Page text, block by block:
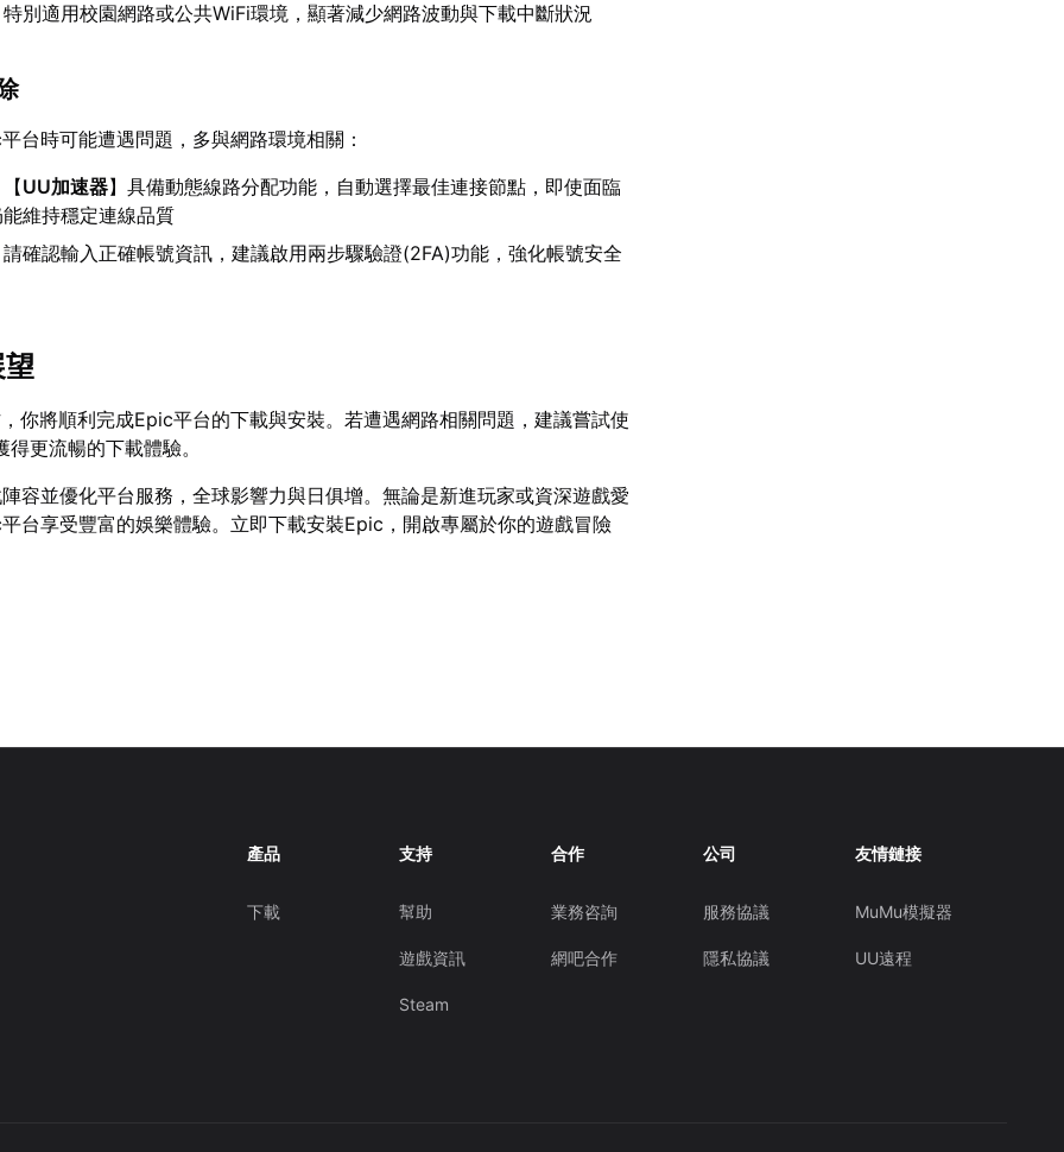
別適用校園網路或公共WiFi環境，顯著減少網路波動與下載中斷狀況
台時可能遭遇問題，多與網路環境相關：
UU加速器】具備動態線路分配功能，自動選擇最佳連接節點，即使面臨
維持穩定連線品質
確認輸入正確帳號資訊，建議啟用兩步驟驗證(2FA)功能，強化帳號安全
你將順利完成Epic平台的下載與安裝。若遭遇網路相關問題，建議嘗試使
得更流暢的下載體驗。
容並優化平台服務，全球影響力與日俱增。無論是新進玩家或資深遊戲愛
台享受豐富的娛樂體驗。立即下載安裝Epic，開啟專屬於你的遊戲冒險
產品
下載
支持
幫助
遊戲資訊
Steam
合作
業務咨詢
網吧合作
公司
服務協議
隱私協議
友情鏈接
MuMu模擬器
UU遠程